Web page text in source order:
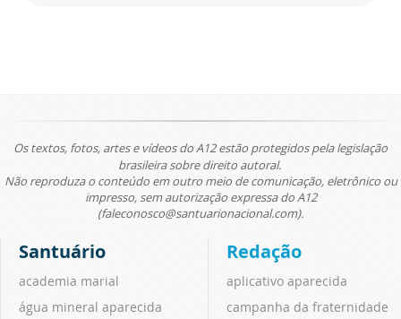
Os textos, fotos, artes e vídeos do A12 estão protegidos pela legislação
brasileira sobre direito autoral.
Não reproduza o conteúdo em outro meio de comunicação, eletrônico ou
impresso, sem autorização expressa do A12
(faleconosco@santuarionacional.com).
Santuário
academia marial
água mineral aparecida
Redação
aplicativo aparecida
campanha da fraternidade